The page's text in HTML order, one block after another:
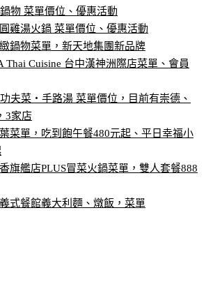
物 菜單價位、優惠活動
雞湯火鍋 菜單價位、優惠活動
鍋物菜單，新天地集團新品牌
Thai Cuisine 台中漢神洲際店菜單、會員
夫菜‧手路湯 菜單價位，目前有崇德、
3家店
菜單，吃到飽午餐480元起、平日幸福小
旗艦店PLUS冒菜火鍋菜單，雙人套餐888
式餐館義大利麵、燉飯，菜單